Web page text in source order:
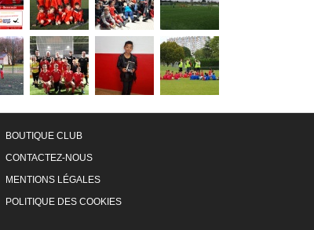
BOUTIQUE CLUB
CONTACTEZ-NOUS
MENTIONS LÉGALES
POLITIQUE DES COOKIES